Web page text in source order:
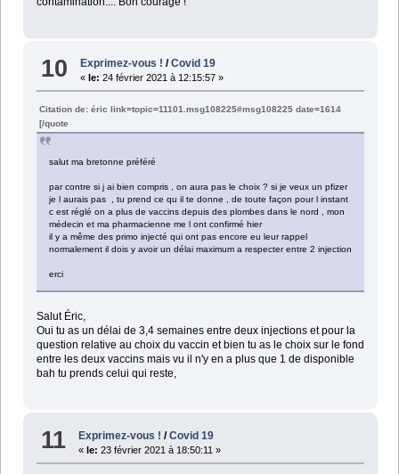
10 Exprimez-vous ! /Covid 19
«le: 24 février 2021 à 12:15:57 »
Citation de: éric link=topic=11101.msg108225#msg108225 date=1614
[/quote
salut ma bretonne préféré
par contre si j ai bien compris , on aura pas le choix ? si je veux un pfizer
je l aurais pas , tu prend ce qu il te donne , de toute façon pour l instant
c est réglé on a plus de vaccins depuis des plombes dans le nord , mon
médecin et ma pharmacienne me l ont confirmé hier
il y a même des primo injecté qui ont pas encore eu leur rappel
normalement il dois y avoir un délai maximum a respecter entre 2 injection
erci
Salut Éric,
Oui tu as un délai de 3,4 semaines entre deux injections et pour la
question relative au choix du vaccin et bien tu as le choix sur le fond
entre les deux vaccins mais vu il n'y en a plus que 1 de disponible
bah tu prends celui qui reste,
11 Exprimez-vous ! /Covid 19
«le: 23 février 2021 à 18:50:11 »